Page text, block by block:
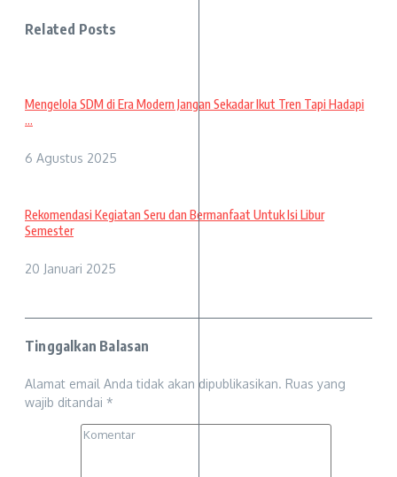
Related Posts
Mengelola SDM di Era Modern Jangan Sekadar Ikut Tren Tapi Hadapi
...
6 Agustus 2025
Rekomendasi Kegiatan Seru dan Bermanfaat Untuk Isi Libur
Semester
20 Januari 2025
Tinggalkan Balasan
Alamat email Anda tidak akan dipublikasikan. Ruas yang
wajib ditandai *